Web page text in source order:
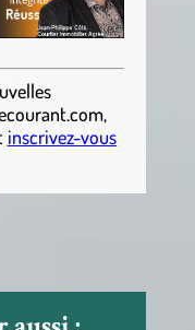
,
inscrivez-vous